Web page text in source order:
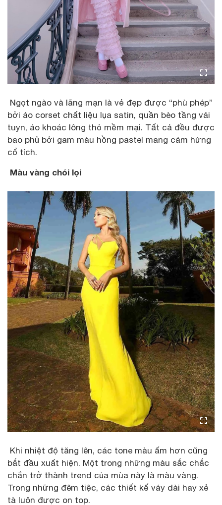
Ngọt ngào và lãng mạn là vẻ đẹp được “phù phép”
bởi áo corset chất liệu lụa satin, quần bèo tầng vải
tuyn, áo khoác lông thỏ mềm mại. Tất cả đều được
bao phủ bởi gam màu hồng pastel mang cảm hứng
cổ tích.
Màu vàng chói lọi
Khi nhiệt độ tăng lên, các tone màu ấm hơn cũng
bắt đầu xuất hiện. Một trong những màu sắc chắc
chắn trở thành trend của mùa này là màu vàng.
Trong những đêm tiệc, các thiết kế váy dài hay xẻ
tà luôn được on top.